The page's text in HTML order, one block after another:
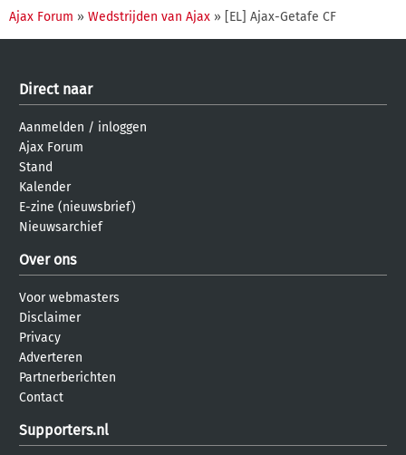
Ajax Forum » Wedstrijden van Ajax » [EL] Ajax-Getafe CF
Direct naar
Aanmelden / inloggen
Ajax Forum
Stand
Kalender
E-zine (nieuwsbrief)
Nieuwsarchief
Over ons
Voor webmasters
Disclaimer
Privacy
Adverteren
Partnerberichten
Contact
Supporters.nl